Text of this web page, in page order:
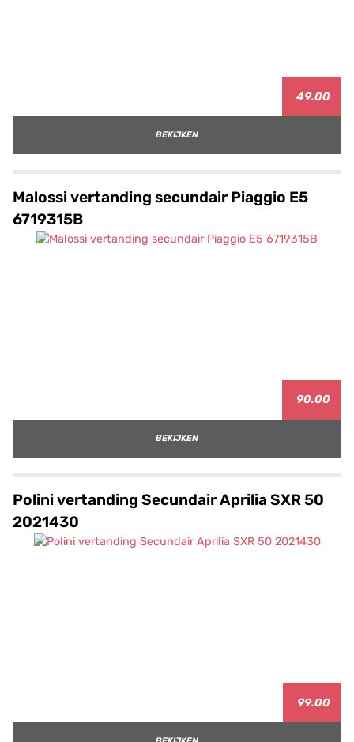
49.00
BEKIJKEN
Malossi vertanding secundair Piaggio E5
6719315B
90.00
BEKIJKEN
Polini vertanding Secundair Aprilia SXR 50
2021430
99.00